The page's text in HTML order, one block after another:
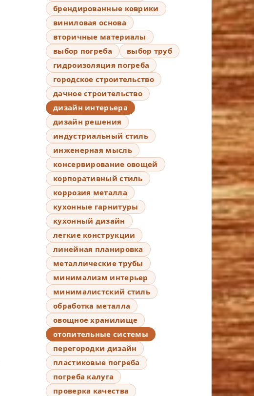
брендированные коврики
виниловая основа
вторичные материалы
выбор погреба
выбор труб
гидроизоляция погреба
городское строительство
дачное строительство
дизайн интерьера
дизайн решения
индустриальный стиль
инженерная мысль
консервирование овощей
корпоративный стиль
коррозия металла
кухонные гарнитуры
кухонный дизайн
легкие конструкции
линейная планировка
металлические трубы
минимализм интерьер
минималистский стиль
обработка металла
овощное хранилище
отопительные системы
перегородки дизайн
пластиковые погреба
погреба калуга
проверка качества